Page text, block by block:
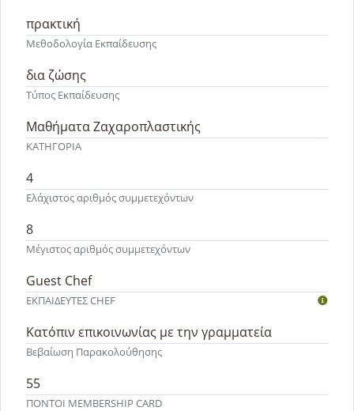
Μεθοδολογία Εκπαίδευσης
πρακτική
Τύπος Εκπαίδευσης
δια ζώσης
ΚΑΤΗΓΟΡΙΑ
Μαθήματα Ζαχαροπλαστικής
Ελάχιστος αριθμός συμμετεχόντων
4
Μέγιστος αριθμός συμμετεχόντων
8
ΕΚΠΑΙΔΕΥΤEΣ CHEF
Guest Chef
Βεβαίωση Παρακολούθησης
Κατόπιν επικοινωνίας με την γραμματεία
ΠΟΝΤΟΙ MEMBERSHIP CARD
55